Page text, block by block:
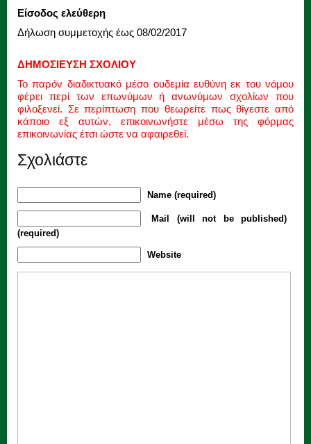
Είσοδος ελεύθερη
Δήλωση συμμετοχής έως 08/02/2017
ΔΗΜΟΣΙΕΥΣΗ ΣΧΟΛΙΟΥ
Το παρόν διαδικτυακό μέσο ουδεμία ευθύνη εκ του νόμου
φέρει περί των επωνύμων ή ανωνύμων σχολίων που
φιλοξενεί. Σε περίπτωση που θεωρείτε πως θίγεστε από
κάποιο εξ αυτών, επικοινωνήστε μέσω της φόρμας
επικοινωνίας έτσι ώστε να αφαιρεθεί.
Σχολιάστε
Name (required)
Mail (will not be published)
(required)
Website